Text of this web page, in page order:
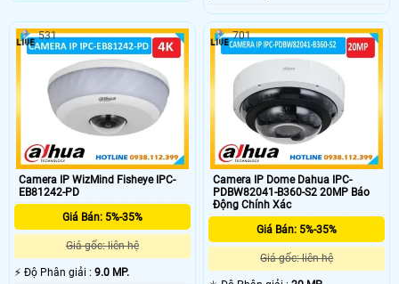
Camera IP WizMind Fisheye IPC-
EB81242-PD
Giá Bán: 5%-35%
Giá gốc: liên hệ
️⚡ Độ Phân giải : 9.0 MP.
531
Camera IP Dome Dahua IPC-
PDBW82041-B360-S2 20MP Báo
Động Chính Xác
Giá Bán: 5%-35%
Giá gốc: liên hệ
701